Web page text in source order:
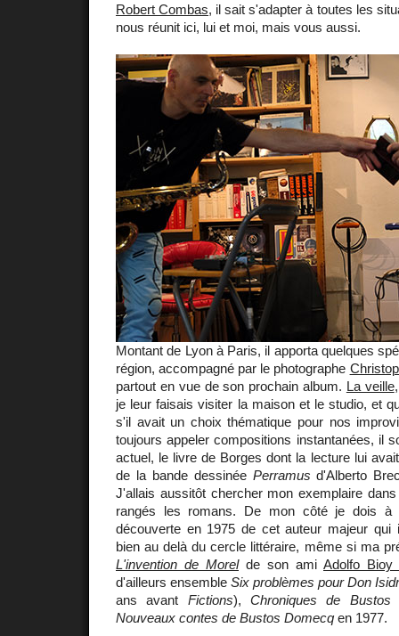
Robert Combas, il sait s'adapter à toutes les
nous réunit ici, lui et moi, mais vous aussi.
Montant de Lyon à Paris, il apporta quelques
région, accompagné par le photographe
partout en vue de son prochain album. La veille
je leur faisais visiter la maison et le studio, et
s'il avait un choix thématique pour nos
toujours appeler compositions instantanées, il
actuel, le livre de Borges dont la lecture lui
de la bande dessinée Perramus d'Alberto
J'allais aussitôt chercher mon exemplaire
rangés les romans. De mon côté je dois à
découverte en 1975 de cet auteur majeur qui
bien au delà du cercle littéraire, même si ma
L'invention de Morelde son ami Adolfo Bioy
d'ailleurs ensemble Six problèmes pour Don
ans avant Fictions),Chroniques de Bustos
Nouveaux contes de Bustos Domecqen 1977.